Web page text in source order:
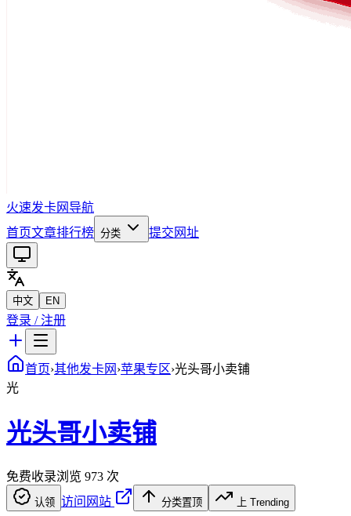
火速发卡网导航
首页文章排行榜 分类 提交网址
中文 EN
登录 / 注册
首页›其他发卡网 ›苹果专区›光头哥小卖铺
光
光头哥小卖铺
免费收录浏览 973 次
认领 访问网站 分类置顶 上 Trending